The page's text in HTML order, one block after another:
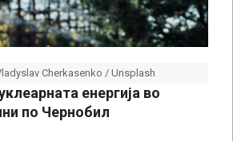
Cherkasenko / Unsplash
енергија во
по Чернобил